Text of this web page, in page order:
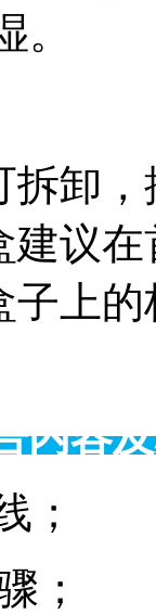
拆卸
建议
子上
告内
；
；